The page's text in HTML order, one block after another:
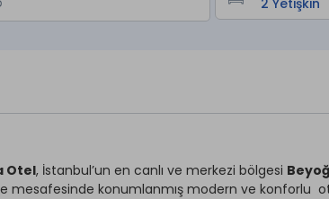
Otel, İstanbul’un en canlı ve merkezi bölgesi
mesafesinde konumlanmış modern ve konforlu